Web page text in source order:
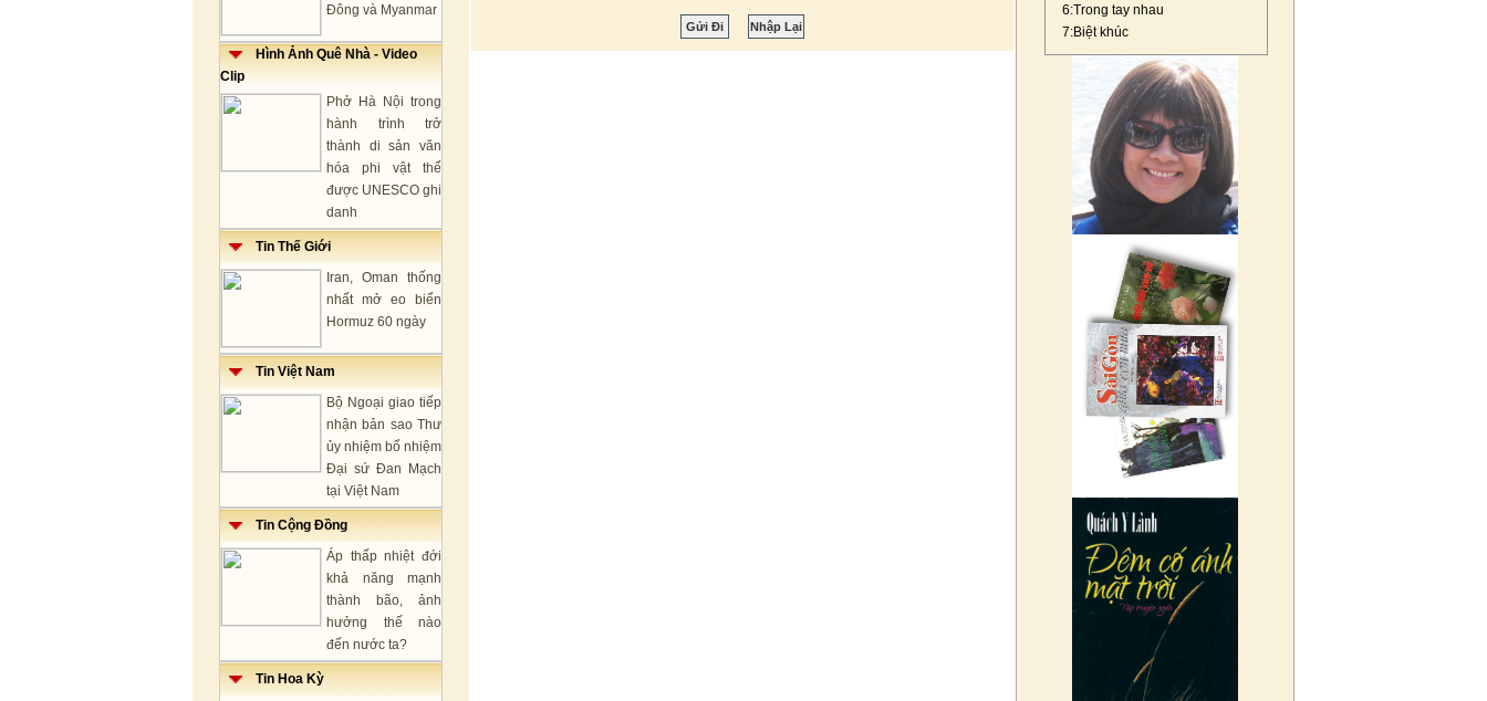
Đông và Myanmar
Hình Ảnh Quê Nhà - Video
Clip
Phở Hà Nội trong
hành trình trở
thành di sản văn
hóa phi vật thể
được UNESCO ghi
danh
Tin Thế Giới
Iran, Oman thống
nhất mở eo biển
Hormuz 60 ngày
Tin Việt Nam
Bộ Ngoại giao tiếp
nhận bản sao Thư
ủy nhiệm bổ nhiệm
Đại sứ Đan Mạch
tại Việt Nam
Tin Cộng Đồng
Áp thấp nhiệt đới
khả năng mạnh
thành bão, ảnh
hưởng thế nào
đến nước ta?
Tin Hoa Kỳ
6:Trong tay nhau
7:Biệt khúc